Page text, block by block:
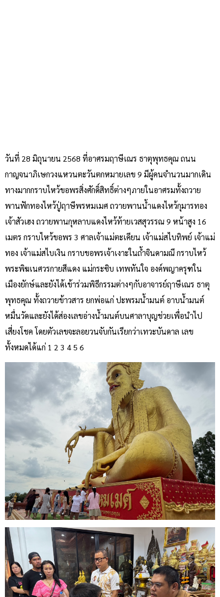
วันที่ 28 มิถุนายน 2568 ที่อาศรมฤาษีเณร ธาตุพุทธคุณ ถนน
กาญจนาภิเษกวงแหวนตะวันตกหมายเลข 9 มีผู้คนจำนวนมากเดิน
ทางมากกราบไหว้ขอพรสิ่งศักดิ์สิทธิ์ต่างๆภายในอาศรมทั้งถวาย
พานฟักทองไหว้ปู่ฤาษีพรหมเมศ ถวายพานน้ำแดงไหว้กุมารทอง
เจ้าสัวเฮง ถวายพานกุหลาบแดงไหว้ท้ายเวสสุวรรณ 9 หน้าสูง 16
เมตร กราบไหว้ขอพร 3 ศาลเจ้าแม่ตะเคียน เจ้าแม่สไบทิพย์ เจ้าแม่
ทอง เจ้าแม่สไบเงิน กราบขอพรเจ้าเงาะในถ้ำจินดามณี กราบไหว้
พระพิฆเนศวรกายสีแดง แม่กระซิบ เทพทันใจ องค์พญาครุฑใน
เมืองยักษ์และยังได้เข้าร่วมพิธีกรรมต่างๆกับอาจารย์ฤาษีเณร ธาตุ
พุทธคุณ ทั้งถวายข้าวสาร ยกพ่อแก่ ปะพรมน้ำมนต์ อาบน้ำมนต์
หมื่นวัดและยังได้ส่องเลขอ่างน้ำมนต์บนศาลาบุญช่วยเพื่อนำไป
เสี่ยงโชค โดยตัวเลขจะลอยวนจับกันเรียกว่าเทวะบันดาล เลข
ทั้งหมดได้แก่ 1 2 3 4 5 6